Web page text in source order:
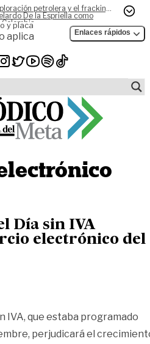
petrolera y el fracking,
De la Espriella como
y placa
aplica Enlaces rápidos
Día sin IVA
electrónico del
IVA, que estaba programado
perjudicará el